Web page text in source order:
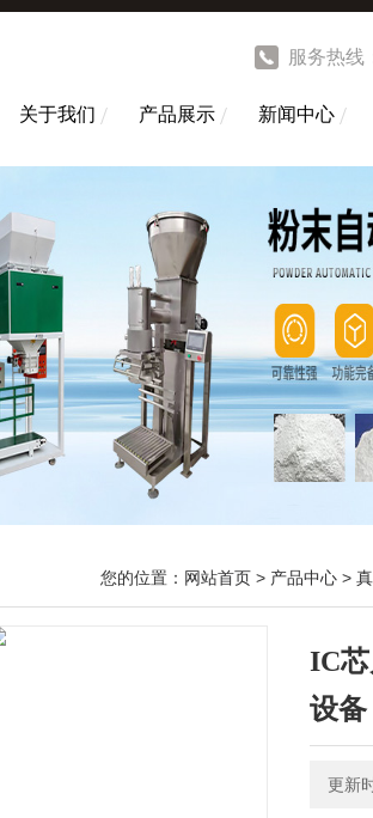
服务热线
关于我们 产品展示 新闻中心
您的位置： 网站首页 > 产品中心 >
IC
设备
更新